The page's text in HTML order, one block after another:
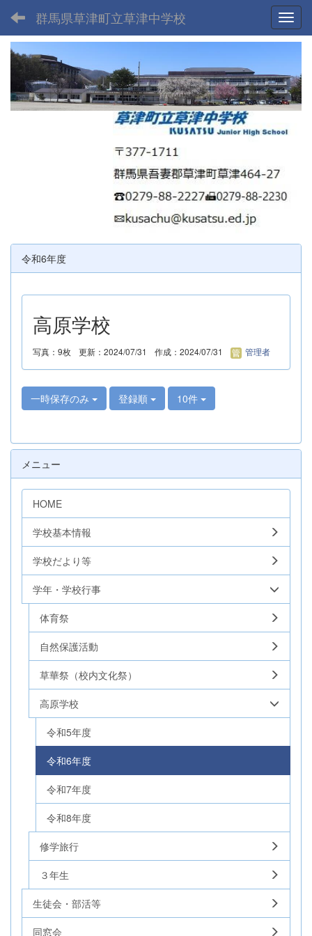
群馬県草津町立草津中学校
令和6年度
高原学校
写真：9枚 更新：2024/07/31 作成：2024/07/31 管理者
一時保存のみ 登録順 10件
メニュー
HOME
学校基本情報
学校だより等
学年・学校行事
体育祭
自然保護活動
草華祭（校内文化祭）
高原学校
令和5年度
令和6年度
令和7年度
令和8年度
修学旅行
３年生
生徒会・部活等
同窓会